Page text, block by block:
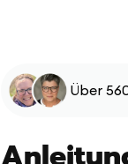
Über